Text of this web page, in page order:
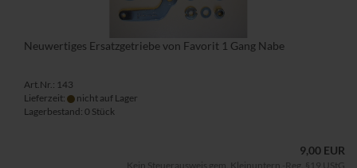
Neuwertiges Ersatzgetriebe von Favorit 1 Gang Nabe
Art.Nr.: 143
Lieferzeit:
nicht auf Lager
Lagerbestand: 0 Stück
9,00 EUR
Kein Steuerausweis gem. Kleinuntern.-Reg. §19 UStG